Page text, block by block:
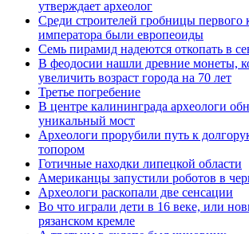
утверждает археолог
Среди строителей гробницы первого
императора были европеоиды
Семь пирамид надеются откопать в
В феодосии нашли древние монеты,
увеличить возраст города на 70 лет
Третье погребение
В центре калининграда археологи
уникальный мост
Археологи прорубили путь к
топором
Готичные находки липецкой области
Американцы запустили роботов в
Археологи раскопали две сенсации
Во что играли дети в 16 веке, или
рязанском кремле